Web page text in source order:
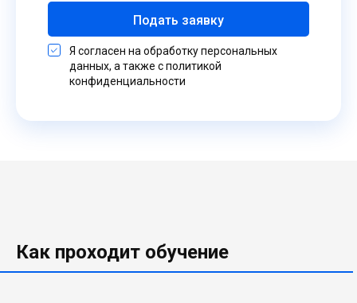
Подать заявку
Я согласен на обработку персональных
данных, а также с политикой
конфиденциальности
Как проходит обучение